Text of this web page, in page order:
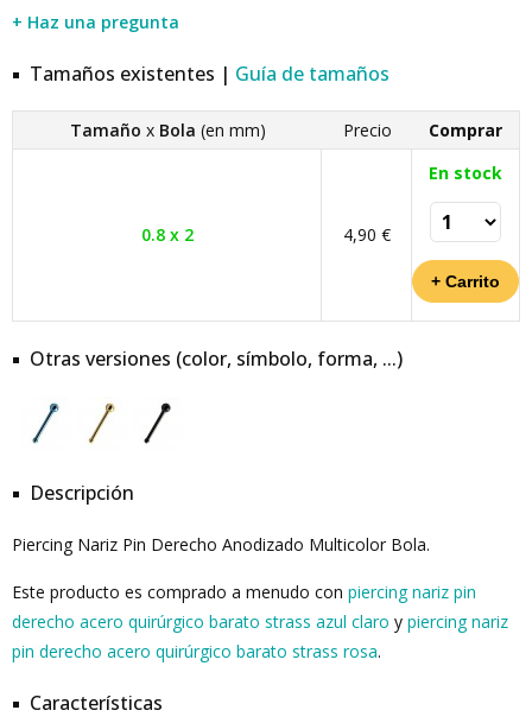
+ Haz una pregunta
Tamaños existentes | Guía de tamaños
Tamaño x Bola (en mm) Precio Comprar
0.8 x 2 4,90 €
En stock
Otras versiones (color, símbolo, forma, ...)
Descripción
Piercing Nariz Pin Derecho Anodizado Multicolor Bola.
Este producto es comprado a menudo con piercing nariz pin
derecho acero quirúrgico barato strass azul claro y piercing nariz
pin derecho acero quirúrgico barato strass rosa.
Características